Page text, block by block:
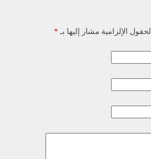
الحقول الإلزامية مشار إليها بـ *